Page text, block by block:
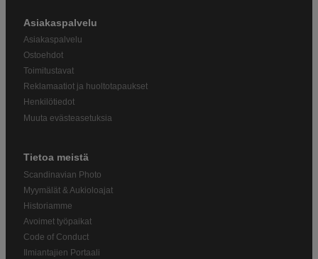
Asiakaspalvelu
Asiakaspalvelu
Ostoehdot
Toimitustavat
Reklamaatiot ja huoltotapaukset
Henkilötiedot
Muuta evästeasetuksia
Tietoa meistä
Scandinavian Photo
Myymälät & Aukioloajat
Historiamme
Avoimet työpaikat
Code of Conduct
Ilmiantajien Portaali